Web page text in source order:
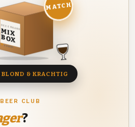
CLUB
?
DEZE MAAND
MIX
BOX
8 BIEREN
MATCH
BLOND & KRACHTIG